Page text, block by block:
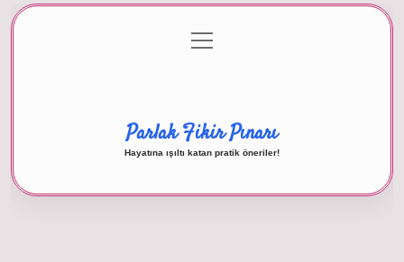
Gizlilik Politikası
menüyü
aç
Parlak Fikir Pınarı
Hayatına ışıltı katan pratik öneriler!